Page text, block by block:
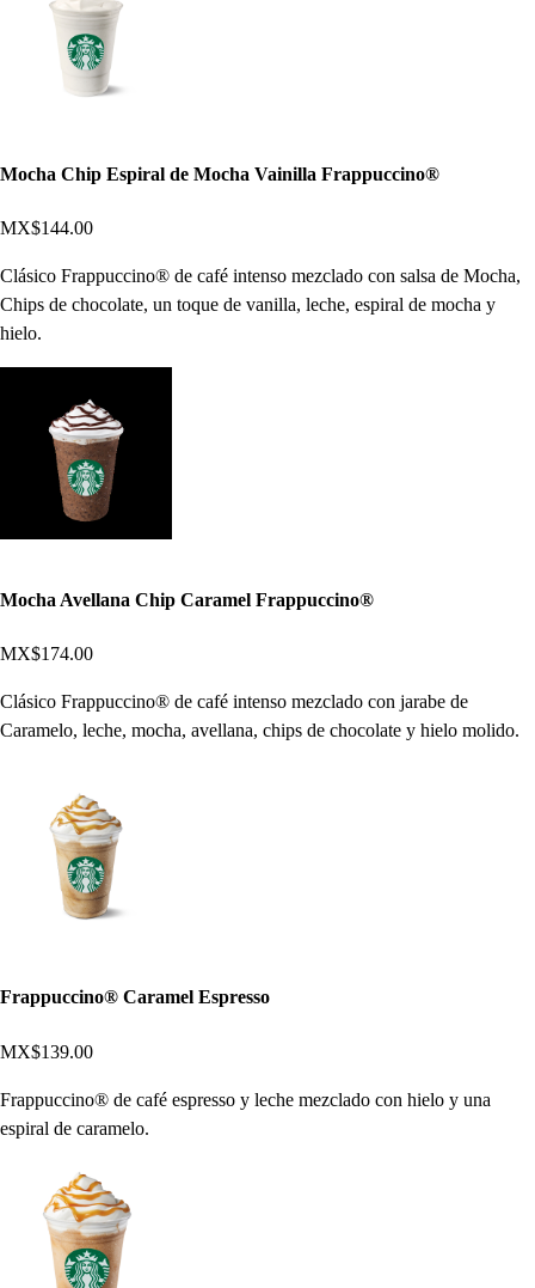
Mocha Chip Espiral de Mocha Vainilla Frappuccino®
MX$144.00
Clásico Frappuccino® de café intenso mezclado con salsa de Mocha,
Chips de chocolate, un toque de vanilla, leche, espiral de mocha y
hielo.
Mocha Avellana Chip Caramel Frappuccino®
MX$174.00
Clásico Frappuccino® de café intenso mezclado con jarabe de
Caramelo, leche, mocha, avellana, chips de chocolate y hielo molido.
Frappuccino® Caramel Espresso
MX$139.00
Frappuccino® de café espresso y leche mezclado con hielo y una
espiral de caramelo.